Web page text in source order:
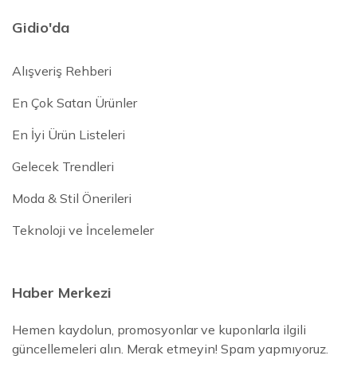
Gidio'da
Alışveriş Rehberi
En Çok Satan Ürünler
En İyi Ürün Listeleri
Gelecek Trendleri
Moda & Stil Önerileri
Teknoloji ve İncelemeler
Haber Merkezi
Hemen kaydolun, promosyonlar ve kuponlarla ilgili
güncellemeleri alın. Merak etmeyin! Spam yapmıyoruz.